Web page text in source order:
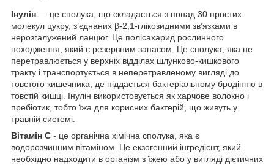
Інулін — це сполука, що складається з понад 30 простих
молекул цукру, з’єднаних β-2,1-глікозидними зв’язками в
нерозгалужений ланцюг. Це полісахарид рослинного
походження, який є резервним запасом. Це сполука, яка не
перетравлюється у верхніх відділах шлунково-кишкового
тракту і транспортується в неперетравленому вигляді до
товстого кишечника, де піддається бактеріальному бродінню в
товстій кишці. Інулін використовується як харчове волокно і
пребіотик, тобто їжа для корисних бактерій, що живуть у
травній системі.
Вітамін С - це органічна хімічна сполука, яка є
водорозчинним вітаміном. Це екзогенний інгредієнт, який
необхідно надходити в організм з їжею або у вигляді дієтичних